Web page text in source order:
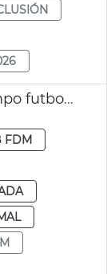
Remodelación vestuarios campo futbol la Malva-rosa València
FDM